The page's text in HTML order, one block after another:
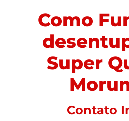
Como
Super
Contato